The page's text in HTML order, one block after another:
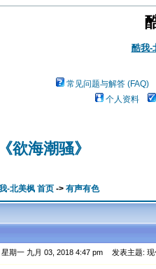
酷我-
常见问题与解答 (FAQ)
个人资料
海潮骚》
-北美枫 首页 -> 有声有色
星期一 九月 03, 2018 4:47 pm 发表主题: